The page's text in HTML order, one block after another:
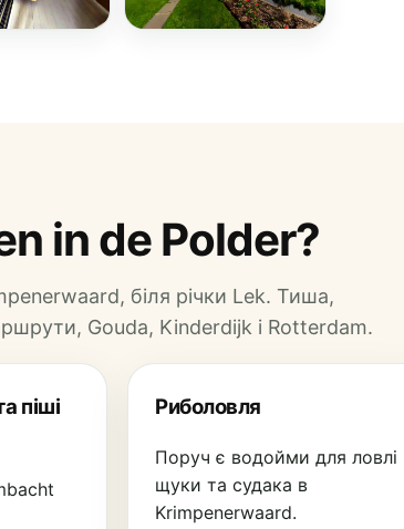
in de Polder?
біля річки Lek. Тиша,
Gouda, Kinderdijk і Rotterdam.
піші
Риболовля
Поруч є водойми для ловлі
щуки та судака в
Krimpenerwaard.